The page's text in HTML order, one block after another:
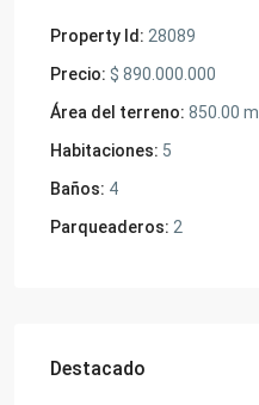
Property Id: 28089
Precio: $ 890.000.000
Área del terreno: 850.00 m
Habitaciones: 5
Baños: 4
Parqueaderos: 2
Destacado